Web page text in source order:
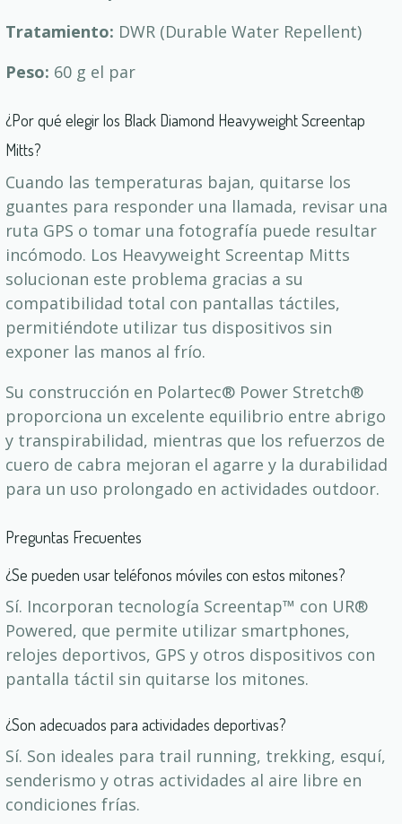
Tratamiento: DWR (Durable Water Repellent)
Peso: 60 g el par
¿Por qué elegir los Black Diamond Heavyweight Screentap
Mitts?
Cuando las temperaturas bajan, quitarse los
guantes para responder una llamada, revisar una
ruta GPS o tomar una fotografía puede resultar
incómodo. Los Heavyweight Screentap Mitts
solucionan este problema gracias a su
compatibilidad total con pantallas táctiles,
permitiéndote utilizar tus dispositivos sin
exponer las manos al frío.
Su construcción en Polartec® Power Stretch®
proporciona un excelente equilibrio entre abrigo
y transpirabilidad, mientras que los refuerzos de
cuero de cabra mejoran el agarre y la durabilidad
para un uso prolongado en actividades outdoor.
Preguntas Frecuentes
¿Se pueden usar teléfonos móviles con estos mitones?
Sí. Incorporan tecnología Screentap™ con UR®
Powered, que permite utilizar smartphones,
relojes deportivos, GPS y otros dispositivos con
pantalla táctil sin quitarse los mitones.
¿Son adecuados para actividades deportivas?
Sí. Son ideales para trail running, trekking, esquí,
senderismo y otras actividades al aire libre en
condiciones frías.